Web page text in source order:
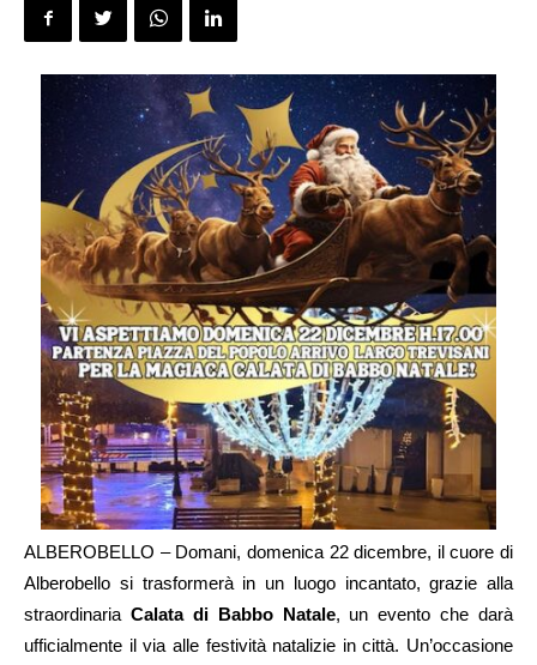
ALBEROBELLO – Domani, domenica 22 dicembre, il cuore di
Alberobello si trasformerà in un luogo incantato, grazie alla
straordinaria Calata di Babbo Natale, un evento che darà
ufficialmente il via alle festività natalizie in città. Un’occasione